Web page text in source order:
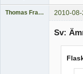
Thomas Fransson 2010-
Sv: